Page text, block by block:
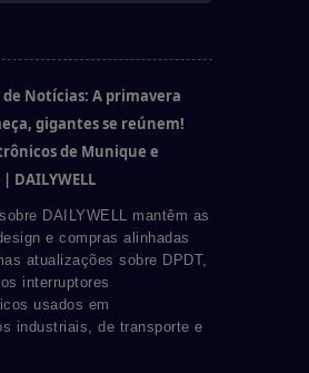
Notícias: A primavera
gigantes se reúnem!
de Munique e
DAILYWELL
DAILYWELL mantêm as
e compras alinhadas
atualizações sobre DPDT,
interruptores
usados em
industriais, de transporte e